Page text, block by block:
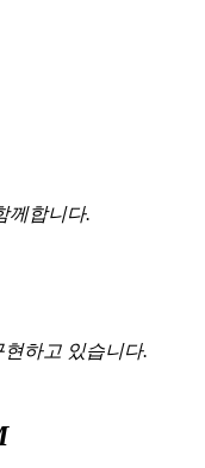
께합니다.
하고 있습니다.